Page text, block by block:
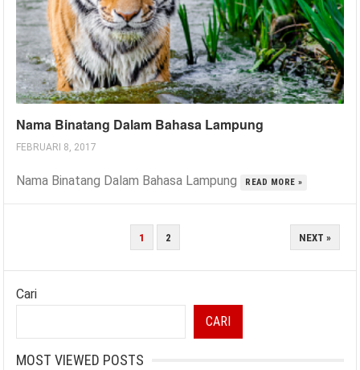
Nama Binatang Dalam Bahasa Lampung
FEBRUARI 8, 2017
Nama Binatang Dalam Bahasa Lampung READ MORE »
1 2 NEXT »
Cari
CARI
MOST VIEWED POSTS